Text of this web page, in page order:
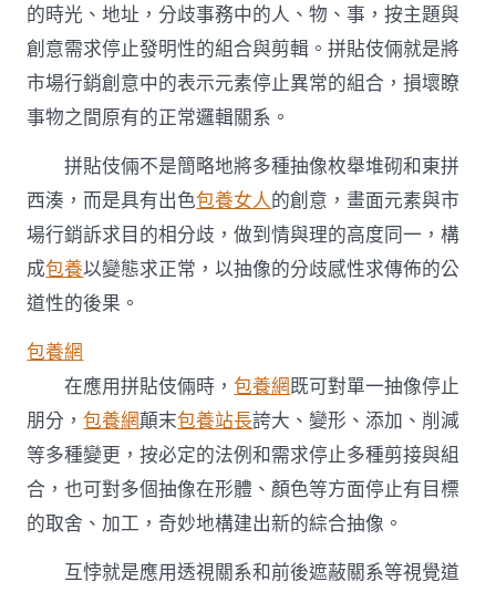
的時光、地址，分歧事務中的人、物、事，按主題與
創意需求停止發明性的組合與剪輯。拼貼伎倆就是將
市場行銷創意中的表示元素停止異常的組合，損壞瞭
事物之間原有的正常邏輯關系。
拼貼伎倆不是簡略地將多種抽像枚舉堆砌和東拼
西湊，而是具有出色包養女人的創意，畫面元素與市
場行銷訴求目的相分歧，做到情與理的高度同一，構
成包養以變態求正常，以抽像的分歧感性求傳佈的公
道性的後果。
包養網
在應用拼貼伎倆時，包養網既可對單一抽像停止
朋分，包養網顛末包養站長誇大、變形、添加、削減
等多種變更，按必定的法例和需求停止多種剪接與組
合，也可對多個抽像在形體、顏色等方面停止有目標
的取舍、加工，奇妙地構建出新的綜合抽像。
互悖就是應用透視關系和前後遮蔽關系等視覺道